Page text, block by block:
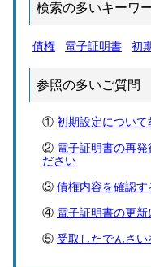
検索の多いキーワ
債権 電子証明書 初
参照の多いご質問
初期設定につい
電子証明書の再発
ださい
債権内容を確認
電子証明書の更
受取したでんさ